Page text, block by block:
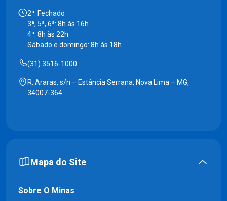
2ª: Fechado
3ª, 5ª, 6ª: 8h às 16h
4ª: 8h às 22h
Sábado e domingo: 8h às 18h
(31) 3516-1000
R. Araras, s/n – Estância Serrana, Nova Lima – MG,
34007-364
Mapa do Site
Sobre O Minas